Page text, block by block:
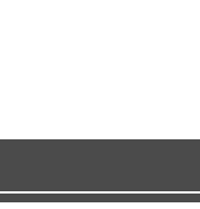
ラのロッシーニ